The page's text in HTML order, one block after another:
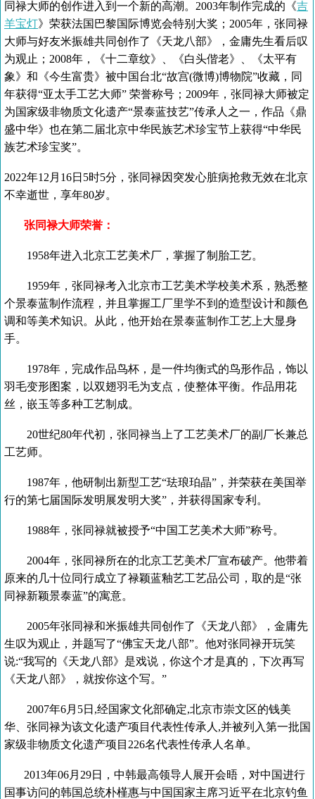
同禄大师的创作进入到一个新的高潮。2003年制作完成的《吉
羊宝灯》荣获法国巴黎国际博览会特别大奖；2005年，张同禄
大师与好友米振雄共同创作了《天龙八部》，金庸先生看后叹
为观止；2008年，《十二章纹》、《白头偕老》、《太平有
象》和《今生富贵》被中国台北“故宫(微博)博物院”收藏，同
年获得“亚太手工艺大师” 荣誉称号；2009年，张同禄大师被定
为国家级非物质文化遗产“景泰蓝技艺”传承人之一，作品《鼎
盛中华》也在第二届北京中华民族艺术珍宝节上获得“中华民
族艺术珍宝奖”。
2022年12月16日5时5分，张同禄因突发心脏病抢救无效在北京
不幸逝世，享年80岁。
张同禄大师荣誉：
1958年进入北京工艺美术厂，掌握了制胎工艺。
1959年，张同禄考入北京市工艺美术学校美术系，熟悉整
个景泰蓝制作流程，并且掌握工厂里学不到的造型设计和颜色
调和等美术知识。从此，他开始在景泰蓝制作工艺上大显身
手。
1978年，完成作品鸟杯，是一件均衡式的鸟形作品，饰以
羽毛变形图案，以双翅羽毛为支点，使整体平衡。作品用花
丝，嵌玉等多种工艺制成。
20世纪80年代初，张同禄当上了工艺美术厂的副厂长兼总
工艺师。
1987年，他研制出新型工艺“珐琅珀晶”，并荣获在美国举
行的第七届国际发明展发明大奖”，并获得国家专利。
1988年，张同禄就被授予“中国工艺美术大师”称号。
2004年，张同禄所在的北京工艺美术厂宣布破产。他带着
原来的几十位同行成立了禄颖蓝釉艺工艺品公司，取的是“张
同禄新颖景泰蓝”的寓意。
2005年张同禄和米振雄共同创作了《天龙八部》，金庸先
生叹为观止，并题写了“佛宝天龙八部”。他对张同禄开玩笑
说:“我写的《天龙八部》是戏说，你这个才是真的，下次再写
《天龙八部》，就按你这个写。”
2007年6月5日,经国家文化部确定,北京市崇文区的钱美
华、张同禄为该文化遗产项目代表性传承人,并被列入第一批国
家级非物质文化遗产项目226名代表性传承人名单。
2013年06月29日，中韩最高领导人展开会晤，对中国进行
国事访问的韩国总统朴槿惠与中国国家主席习近平在北京钓鱼